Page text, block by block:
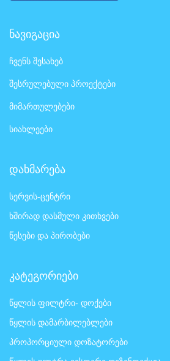
ნავიგაცია
ჩვენს შესახებ
შესრულებული პროექტები
მიმართულებები
სიახლეები
დახმარება
სერვის-ცენტრი
ხშირად დასმული კითხვები
წესები და პირობები
კატეგორიები
წყლის ფილტრი- დოქები
წყლის დამარბილებლები
პროპორციული დოზატორები